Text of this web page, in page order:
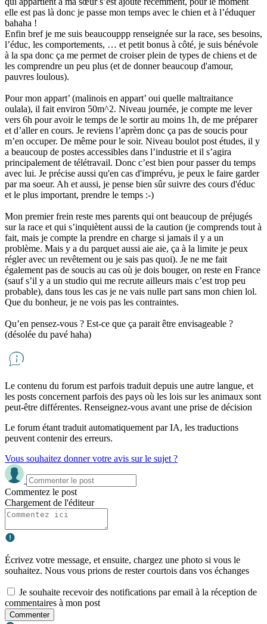
elle est pas là donc je passe mon temps avec le chien et à l’éduquer
bahaha !
Enfin bref je me suis beaucouppp renseignée sur la race, ses besoins,
l’éduc, les comportements, … et petit bonus à côté, je suis bénévole
à la spa donc ça me permet de croiser plein de types de chiens et de
les comprendre un peu plus (et de donner beaucoup d'amour,
pauvres loulous).
Pour mon appart’ (malinois en appart’ oui quelle maltraitance
oulala), il fait environ 50m^2. Niveau journée, je compte me lever
vers 6h pour avoir le temps de le sortir au moins 1h, de me préparer
et d’aller en cours. Je reviens l’aprèm donc ça pas de soucis pour
m’en occuper. De même pour le soir. Niveau boulot post études, il y
a beaucoup de postes accessibles dans l’industrie et il s’agira
principalement de télétravail. Donc c’est bien pour passer du temps
avec lui. Je précise aussi qu'en cas d'imprévu, je peux le faire garder
par ma soeur. Ah et aussi, je pense bien sûr suivre des cours d'éduc
et le plus important, prendre le temps :-)
Mon premier frein reste mes parents qui ont beaucoup de préjugés
sur la race et qui s’inquiètent aussi de la caution (je comprends tout à
fait, mais je compte la prendre en charge si jamais il y a un
problème. Mais y a du parquet aussi aie aie, ça à la limite je peux
régler avec un revêtement ou je sais pas quoi). Je ne me fait
également pas de soucis au cas où je dois bouger, on reste en France
(sauf s’il y a un studio qui me recrute ailleurs mais c’est trop peu
probable), dans tous les cas je ne vais nulle part sans mon chien lol.
Que du bonheur, je ne vois pas les contraintes.
Qu’en pensez-vous ? Est-ce que ça parait être envisageable ?
(désolée du pavé haha)
Le contenu du forum est parfois traduit depuis une autre langue, et
les posts concernent parfois des pays où les lois sur les animaux sont
peut-être différentes. Renseignez-vous avant une prise de décision
Le forum étant traduit automatiquement par IA, les traductions
peuvent contenir des erreurs.
Vous souhaitez donner votre avis sur le sujet ?
Commentez le post
Chargement de l'éditeur
Écrivez votre message, et ensuite, chargez une photo si vous le
souhaitez. Nous vous prions de rester courtois dans vos échanges
Je souhaite recevoir des notifications par email à la réception de
commentaires à mon post
Commenter